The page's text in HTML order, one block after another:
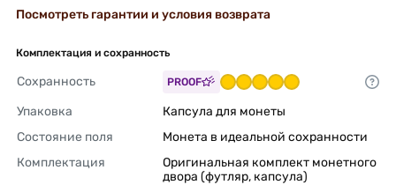
Посмотреть гарантии и условия возврата
Комплектация и сохранность
Сохранность PROOF
Упаковка
Капсула для монеты
Состояние поля
Монета в идеальной сохранности
Комплектация
Оригинальная комплект монетного
двора (футляр, капсула)